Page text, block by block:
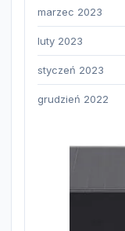
marzec 2023
luty 2023
styczeń 2023
grudzień 2022